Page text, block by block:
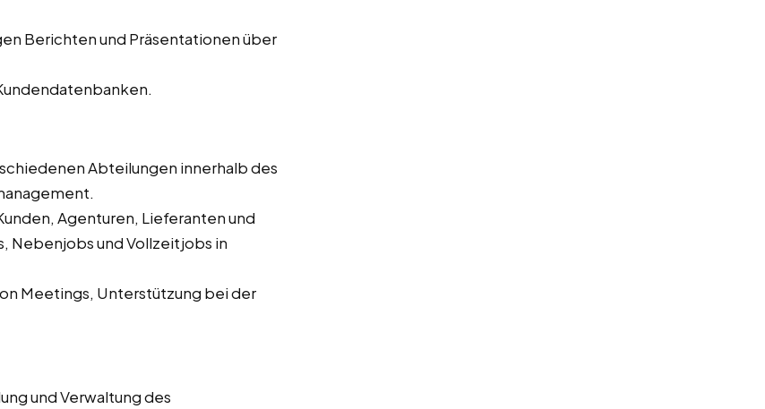
Berichten und Präsentationen über
Abteilungen innerhalb des
Agenturen, Lieferanten und
Nebenjobs und Vollzeitjobs in
Meetings, Unterstützung bei der
und Verwaltung des